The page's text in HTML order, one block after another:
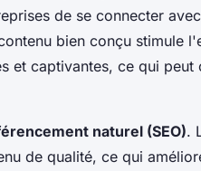
de se connecter
bien conçu stimule
et captivantes, ce qui peut
naturel (SEO).
de qualité, ce qui